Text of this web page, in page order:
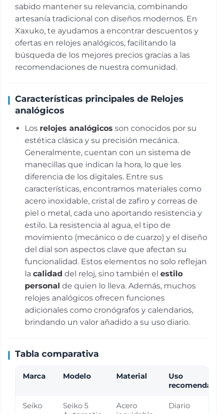
sabido mantener su relevancia, combinando
artesanía tradicional con diseños modernos. En
Xaxuko, te ayudamos a encontrar descuentos y
ofertas en relojes analógicos, facilitando la
búsqueda de los mejores precios gracias a las
recomendaciones de nuestra comunidad.
Características principales de Relojes
analógicos
Los relojes analógicos son conocidos por su
estética clásica y su precisión mecánica.
Generalmente, cuentan con un sistema de
manecillas que indican la hora, lo que les
diferencia de los digitales. Entre sus
características, encontramos materiales como
acero inoxidable, cristal de zafiro y correas de
piel o metal, cada uno aportando resistencia y
estilo. La resistencia al agua, el tipo de
movimiento (mecánico o de cuarzo) y el diseño
del dial son aspectos clave que afectan su
funcionalidad. Estos elementos no solo reflejan
la calidad del reloj, sino también el estilo
personal de quien lo lleva. Además, muchos
relojes analógicos ofrecen funciones
adicionales como cronógrafos y calendarios,
brindando un valor añadido a su uso diario.
Tabla comparativa
Marca Modelo Material
Uso
Seiko
Seiko 5
Acero
Diario